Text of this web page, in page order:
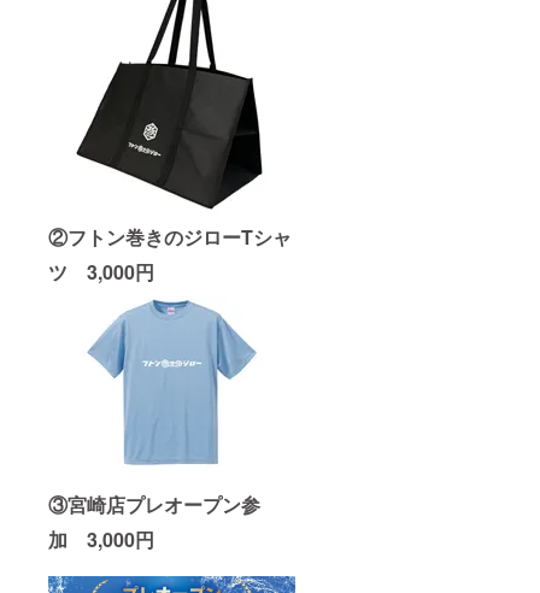
②フ トン巻きのジローTシャ
ツ 3,000円
③宮崎店プレオープン参
加 3,000円